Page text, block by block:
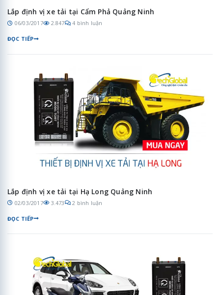
Lắp định vị xe tải tại Cẩm Phả Quảng Ninh
06/03/2017 2.847 4 bình luận
ĐỌC TIẾP
Lắp định vị xe tải tại Hạ Long Quảng Ninh
02/03/2017 3.473 2 bình luận
ĐỌC TIẾP